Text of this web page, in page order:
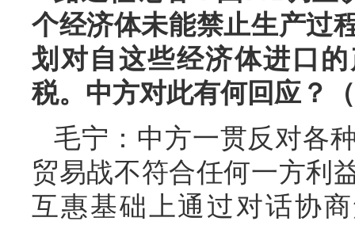
个经济体未能禁止生产过
划对自这些经济体进口
税。中方对此有何回应？
毛宁：中方一贯反对各
贸易战不符合任何一方利
互惠基础上通过对话协